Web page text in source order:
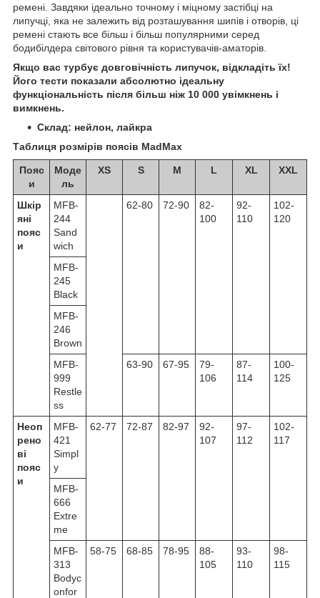
ремені. Завдяки ідеально точному і міцному застібці на
липучці, яка не залежить від розташування шипів і отворів, ці
ремені стають все більш і більш популярними серед
бодибілдера світового рівня та користувачів-аматорів.
Якщо вас турбує довговічність липучок, відкладіть їх!
Його тести показали абсолютно ідеальну
функціональність після більш ніж 10 000 увімкнень і
вимкнень.
Склад: нейлон, лайкра
Таблиця розмірів поясів MadMax
Пояс
и
Моде
ль
XS S M L XL XXL
Шкір
яні
пояс
и
MFB-
244
Sand
wich
62-80 72-90
82-
100
92-
110
102-
120
MFB-
245
Black
MFB-
246
Brown
MFB-
999
Restle
ss
63-90 67-95
79-
106
87-
114
100-
125
Неоп
рено
ві
пояс
и
MFB-
421
Simpl
y
62-77 72-87 82-97
92-
107
97-
112
102-
117
MFB-
666
Extre
me
MFB-
313
Bodyc
onfor
58-75 68-85 78-95
88-
105
93-
110
98-
115